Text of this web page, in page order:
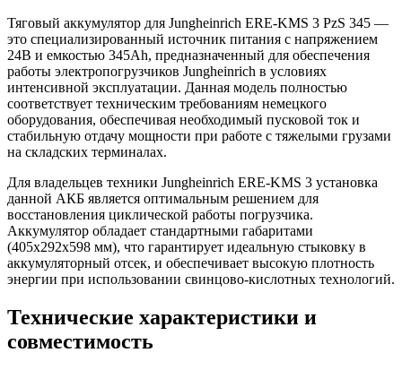
Тяговый аккумулятор для Jungheinrich ERE-KMS 3 PzS 345 —
это специализированный источник питания с напряжением
24В и емкостью 345Ah, предназначенный для обеспечения
работы электропогрузчиков Jungheinrich в условиях
интенсивной эксплуатации. Данная модель полностью
соответствует техническим требованиям немецкого
оборудования, обеспечивая необходимый пусковой ток и
стабильную отдачу мощности при работе с тяжелыми грузами
на складских терминалах.
Для владельцев техники Jungheinrich ERE-KMS 3 установка
данной АКБ является оптимальным решением для
восстановления циклической работы погрузчика.
Аккумулятор обладает стандартными габаритами
(405x292x598 мм), что гарантирует идеальную стыковку в
аккумуляторный отсек, и обеспечивает высокую плотность
энергии при использовании свинцово-кислотных технологий.
Технические характеристики и
совместимость